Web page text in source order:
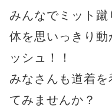
みんなでミット蹴
体を思いっきり
ッシュ！！
みなさんも道着
てみませんか？